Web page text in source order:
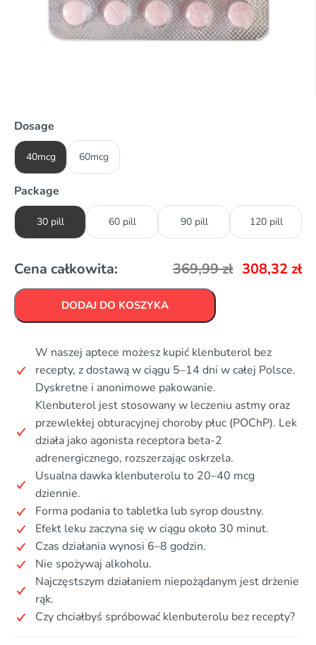
Dosage
40mcg 60mcg
Package
30 pill 60 pill 90 pill 120 pill
Cena całkowita: 369,99zł 308,32 zł
DODAJ DO KOSZYKA
W naszej aptece możesz kupić klenbuterol bez
recepty, z dostawą w ciągu 5–14 dni w całej Polsce.
Dyskretne i anonimowe pakowanie.
Klenbuterol jest stosowany w leczeniu astmy oraz
przewlekłej obturacyjnej choroby płuc (POChP). Lek
działa jako agonista receptora beta-2
adrenergicznego, rozszerzając oskrzela.
Usualna dawka klenbuterolu to 20–40 mcg
dziennie.
Forma podania to tabletka lub syrop doustny.
Efekt leku zaczyna się w ciągu około 30 minut.
Czas działania wynosi 6–8 godzin.
Nie spożywaj alkoholu.
Najczęstszym działaniem niepożądanym jest drżenie
rąk.
Czy chciałbyś spróbować klenbuterolu bez recepty?